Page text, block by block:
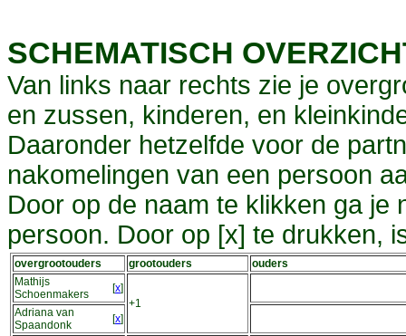
SCHEMATISCH
Van links naar rechts zie je
en zussen, kinderen, en
Daaronder hetzelfde voor de
nakomelingen van een persoon
Door op de naam te klikken ga je
persoon. Door op [x] te drukken,
overgrootouders grootouders
ouders
Mathijs
Schoenmakers
[x]
+1
Adriana van
Spaandonk
[x]